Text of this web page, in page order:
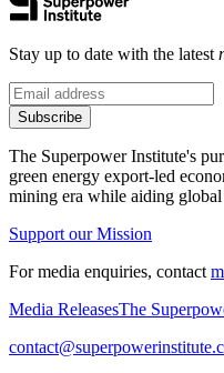
Stay up to date with the latest
Subscribe
The Superpower Institute's
green energy export-led
mining era while aiding global efforts to reach net zero.​​​​‌
Support our Mission
For media enquiries, contact
Media Releases​​​​‌ ‍ ​‍​‍‌‍ ‌ ​‍‌‍‍‌‌‍‌ ‌‍‍‌‌‍ ‍​‍​‍​ ‍‍​‍​‍‌ ​ ‌‍​‌‌‍ ‍‌‍‍‌‌ ‌​‌ ‍‌​‍ ‍‌‍‍‌‌‍ ​‍​‍​‍ ​​‍​‍‌‍‍​‌ ​‍‌‍‌‌‌‍‌‍​‍​‍​ ‍‍​‍​‍‌‍‍​‌ ‌​‌ ‌​‌ ​​​ ‍‍​‍ ​‍ ‌‍ ​‌‍ ‌‍​ ‌‍​‌‌‍ ​‌‍‍​‌‍ ‌ ​ ‌ ‌​​ ‍‍​ ​ ​ ​ ​ ​ ​ ​ ​‍ ‌‍‍‌‌‍ ‍‌ ‌​‌‍‌‌‌‍ ‍‌ ‌​​‍ ‌‍‌‌‌‍‌​‌‍‍‌‌ ‌​​‍ ‌‍ ‌‌‍ ‌‍‌​‌‍‌‌​ ‌‌ ​​‌ ​‍‌‍‌‌‌ ​ ‌‍‌‌‌‍ ‍‌ ‌​‌‍​‌‌ ‌​‌‍‍‌‌‍ ‌‍ ‍​ ‍ ‌‍‍‌‌‍‌​​ ‌​ ​‍​ ‌‍​ ‌‌​ ‌‍​ ​​‌‍‌‌​ ‍​​ ​​​‍ ‌​ ‌ ​ ‌​​ ‌‍​ ‌‌​‍ ‌​ ‌​​ ‍​​ ​ ​ ‍‌​‍ ‌​ ‍​​ ‌‍​ ​‍​ ‍‌​‍ ‌​ ‌‌​ ‌‌​ ‌ ​ ​‍‌‍‌‍​ ‍​​ ​‍​ ‍‌​ ‌‌​ ‍​​ ​​‌‍‌‌​ ‍ ‌ ‌​‌ ‍‌‌ ​​‌‍‌‌​ ‌‌ ​ ‌‍‌‌‌ ‌​‌ ‌​‌‍‍‌‌‍ ‍‌‍‌ ‌ ​ ​ ‍ ‌ ​​‌‍​‌‌ ‌​‌‍‍​​ ‌‌‍‌‍‌‍ ‌‍ ‌ ‌​‌‍‌‌‌ ​‍‌​ ‌‌‍‌‌‌‍ ‍‌ ‌‌‌​‍‌‌ ‌​‌‍‌‌‌‍ ‌‌ ​ ​‍‌‌​ ‌‌‌​​‍‌‌ ‌‍‍ ‌‍‌‌‌ ‍‌​‍‌‌​ ​ ‌​‌​​‍‌‌​ ​ ‌​‌​​‍‌‌​ ​‍​ ​‍‌‍​ ‌‍​‌​ ‌​​ ​​​ ‍‌‌‍‌​​ ​‍​ ‌‍‌‍​ ​ ‌ ‌‍‌‌​ ‌‌​‍‌‌​ ​‍​ ​‍​‍‌‌​ ‌‌‌​‌​​‍ ‍‌‍ ​‌‍​‌‌‍​‍‌‍‌‌‌‍ ​​ ‌‍​‍‌‍​‌‌ ​ ‌‍‌‌‌‌‌‌‌ ​‍‌‍ ​​ ‌‌‍‍​‌ ‌​‌ ‌​‌ ​​​‍‌‌​ ​ ‌​​‌​‍‌‌​ ​‍‌​‌‍​‍‌‌​ ​‍‌​‌‍‌‍ ​‌‍ ‌‍​ ‌‍​‌‌‍ ​‌‍‍​‌‍ ‌ ​ ‌ ‌​​‍‌‌​ ​ ‌​​‌​ ​ ​ ​ ​ ​ ​ ​ ​‍‌‍‌‍‍‌‌‍‌​​ ‌​ ​‍​ ‌‍​ ‌‌​ ‌‍​ ​​‌‍‌‌​ ‍​​ ​​​‍ ‌​ ‌ ​ ‌​​ ‌‍​ ‌‌​‍ ‌​ ‌​​ ‍​​ ​ ​ ‍‌​‍ ‌​ ‍​​ ‌‍​ ​‍​ ‍‌​‍ ‌​ ‌‌​ ‌‌​ ‌ ​ ​‍‌‍‌‍​ ‍​​ ​‍​ ‍‌​ ‌‌​ ‍​​ ​​‌‍‌‌​‍‌‍‌ ‌​‌ ‍‌‌ ​​‌‍‌‌​ ‌‌ ​ ‌‍‌‌‌ ‌​‌ ‌​‌‍‍‌‌‍ ‍‌‍‌ ‌ ​ ​‍‌‍‌ ​​‌‍​‌‌ ‌​‌‍‍​​ ‌‌‍‌‍‌‍ ‌‍ ‌ ‌​‌‍‌‌‌ ​‍‌​ ‌‌‍‌‌‌‍ ‍‌ ‌‌‌​‍‌‌ ‌​‌‍‌‌‌‍ ‌‌ ​ ​‍‌‌​ ‌‌‌​​‍‌‌ ‌‍‍ ‌‍‌‌‌ ‍‌​‍‌‌​ ​ ‌​‌​​‍‌‌​ ​ ‌​‌​​‍‌‌​ ​‍​ ​‍‌‍​ ‌‍​‌​ ‌​​ ​​​ ‍‌‌‍‌​​ ​‍​ ‌‍‌‍​ ​ ‌ ‌‍‌‌​ ‌‌​‍‌‌​ ​‍​ ​‍​‍‌‌​ ‌‌‌​‌​​‍ ‍‌‍ ​‌‍​‌‌‍​‍‌‍‌‌‌‍ ​​‍‌‍‌ ​​‌‍‌‌‌ ​‍‌ ​ ‌ ​​‌‍‌‌‌‍​ ‌ ‌​‌‍‍‌‌ ‌‍‌‍‌‌​ ‌‌ ​​‌ ‌‌‌‍​‍‌‍ ​‌‍‍‌‌ ​ ‌‍‍​‌‍‌‌‌‍‌​​‍​‍‌ ‌The Superpower Books​​​​‌